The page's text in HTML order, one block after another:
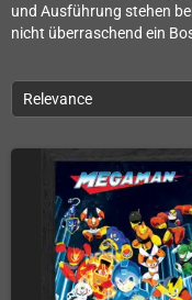
und Ausführung stehen
nicht überraschend ein
Relevance